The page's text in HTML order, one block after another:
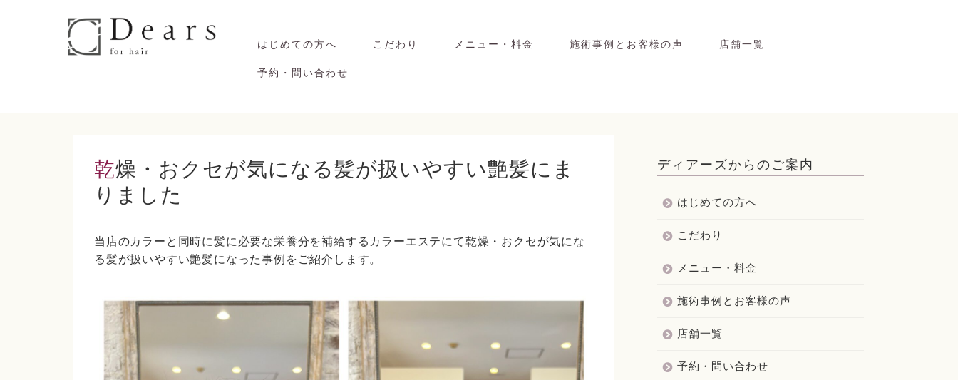
はじめての方へ こだわり メニュー・料金 施術事例とお客様の声 店舗一覧
予約・問い合わせ
乾燥・おクセが気になる髪が扱いやすい艶髪にま
りました
当店のカラーと同時に髪に必要な栄養分を補給するカラーエステにて乾燥・おクセが気にな
る髪が扱いやすい艶髪になった事例をご紹介します。
ディアーズからのご案内
はじめての方へ
こだわり
メニュー・料金
施術事例とお客様の声
店舗一覧
予約・問い合わせ